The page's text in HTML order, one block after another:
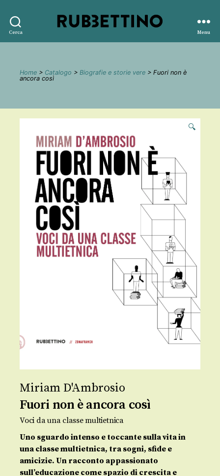
Cerca
editore
Menu
Home > Catalogo > Biografie e storie vere > Fuori non è
ancora così
🔍
Miriam D'Ambrosio
Fuori non è ancora così
Voci da una classe multietnica
Uno sguardo intenso e toccante sulla vita in
una classe multietnica, tra sogni, sfide e
amicizie. Un racconto appassionato
sull’educazione come spazio di crescita e